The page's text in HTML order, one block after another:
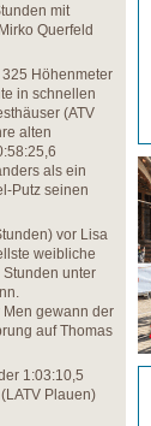
mit
Querfeld
Höhenmeter
in schnellen
(ATV
alten
als ein
Putz seinen
vor Lisa
weibliche
unter
Men gewann der
auf Thomas
1:03:10,5
Plauen)